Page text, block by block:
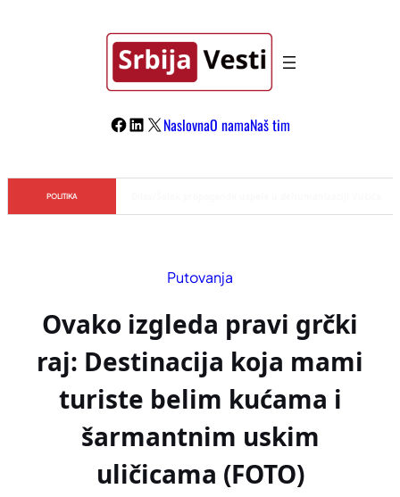
Facebook
LinkedIn
X NaslovnaO namaNaš tim
POLITIKA
Putovanja
Ovako izgleda pravi grčki
raj: Destinacija koja mami
turiste belim kućama i
šarmantnim uskim
uličicama (FOTO)